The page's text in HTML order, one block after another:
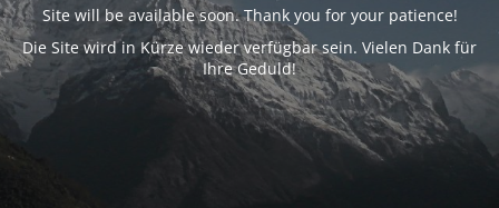
Site will be available soon. Thank you for your patience!
Die Site wird in Kürze wieder verfügbar sein. Vielen Dank für
Ihre Geduld!